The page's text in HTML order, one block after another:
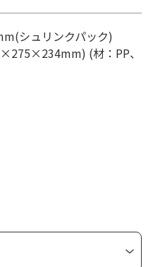
シュリンクパック)
(材：PP、